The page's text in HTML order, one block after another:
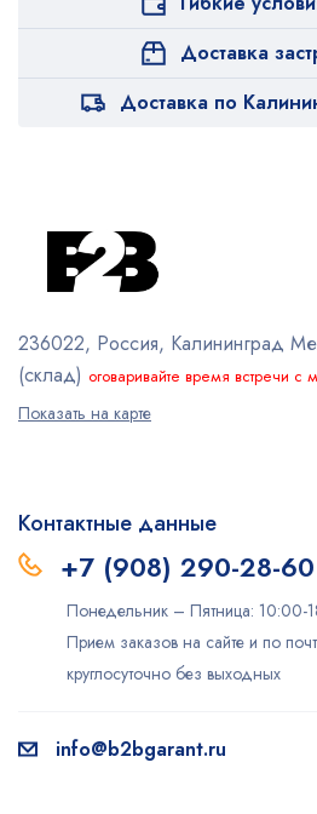
Доставка
Доставка по
236022, Россия, Калининград
(склад) оговаривайте время встречи
Показать на карте
Контактные данные
+7 (908) 290-28-60
Понедельник – Пятница: 10:00-
Прием заказов на сайте и по
круглосуточно без выходных
info@b2bgarant.ru